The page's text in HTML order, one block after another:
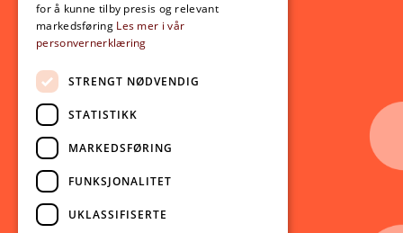
Aktuelt
Nyheter
Arrangementer
Nyhetsbrev
Ledige stillinger
Følg oss på sosiale medier:
Facebook
Instagram
for å kunne tilby presis og relevant
markedsføring Les mer i vår
personvernerklæring
STRENGT NØDVENDIG
STATISTIKK
MARKEDSFØRING
FUNKSJONALITET
UKLASSIFISERTE